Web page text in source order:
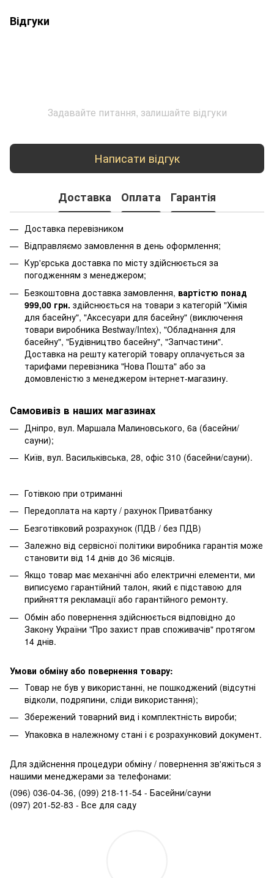
Відгуки
Задавайте питання, залишайте відгуки
Написати відгук
Доставка Оплата Гарантія
Доставка перевізником
Відправляємо замовлення в день оформлення;
Кур'єрська доставка по місту здійснюється за
погодженням з менеджером;
Безкоштовна доставка замовлення, вартістю понад
999,00 грн. здійснюється на товари з категорій "Хімія
для басейну", "Аксесуари для басейну" (виключення
товари виробника Bestway/Intex), "Обладнання для
басейну", "Будівництво басейну", "Запчастини".
Доставка на решту категорій товару оплачується за
тарифами перевізника "Нова Пошта" або за
домовленістю з менеджером інтернет-магазину.
Самовивіз в наших магазинах
Дніпро, вул. Маршала Малиновського, 6а (басейни/
сауни);
Київ, вул. Васильківська, 28, офіс 310 (басейни/сауни).
Готівкою при отриманні
Передоплата на карту / рахунок Приватбанку
Безготівковий розрахунок (ПДВ / без ПДВ)
Залежно від сервісної політики виробника гарантія може
становити від 14 днів до 36 місяців.
Якщо товар має механічні або електричні елементи, ми
виписуємо гарантійний талон, який є підставою для
прийняття рекламації або гарантійного ремонту.
Обмін або повернення здійснюється відповідно до
Закону України "Про захист прав споживачів" протягом
14 днів.
Умови обміну або повернення товару:
Товар не був у використанні, не пошкоджений (відсутні
відколи, подряпини, сліди використання);
Збережений товарний вид і комплектність вироби;
Упаковка в належному стані і є розрахунковий документ.
Для здійснення процедури обміну / повернення зв'яжіться з
нашими менеджерами за телефонами:
(096) 036-04-36, (099) 218-11-54 - Басейни/сауни
(097) 201-52-83 - Все для саду